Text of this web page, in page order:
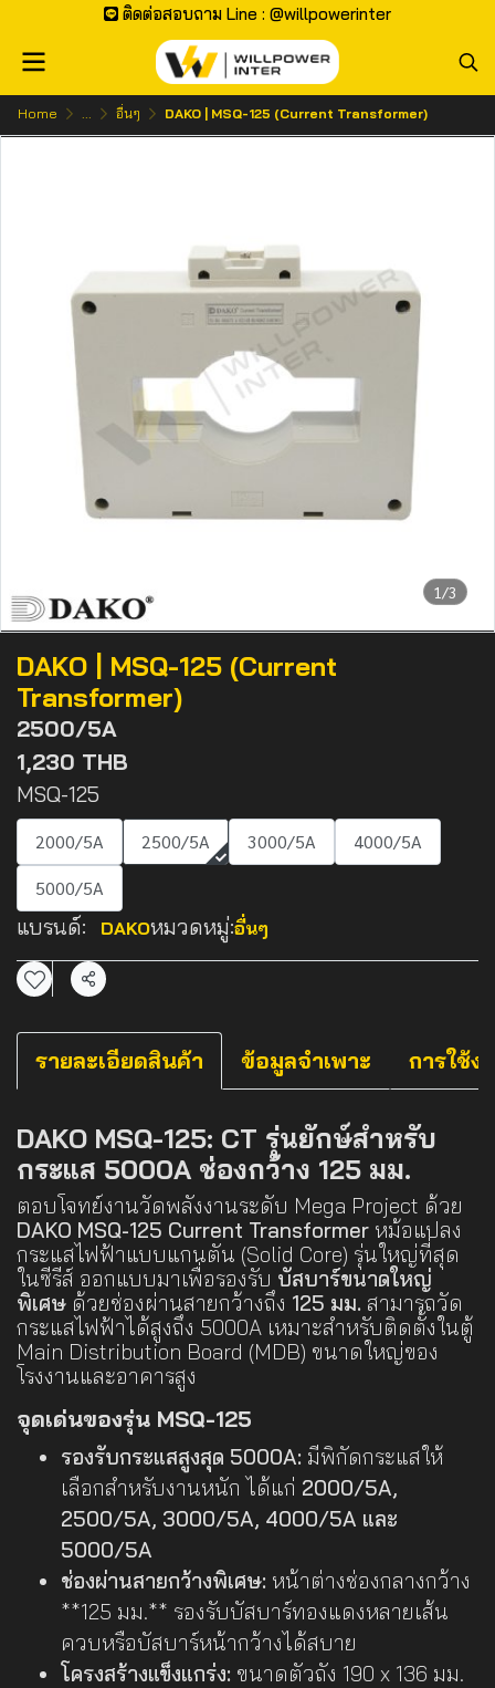
ติดต่อสอบถาม Line : @willpowerinter
Home ... อื่นๆ DAKO | MSQ-125 (Current Transformer)
1/3
DAKO | MSQ-125 (Current
Transformer)
2500/5A
1,230 THB
MSQ-125
2000/5A 2500/5A 3000/5A
4000/5A
5000/5A
แบรนด์: DAKOหมวดหมู่:อื่นๆ
แชร์
รายละเอียดสินค้า ข้อมูลจำเพาะ การใช้ง
DAKO MSQ-125: CT รุ่นยักษ์สำหรับ
กระแส 5000A ช่องกว้าง 125 มม.
ตอบโจทย์งานวัดพลังงานระดับ Mega Project ด้วย
DAKO MSQ-125 Current Transformer หม้อแปลง
กระแสไฟฟ้าแบบแกนตัน (Solid Core) รุ่นใหญ่ที่สุด
ในซีรีส์ ออกแบบมาเพื่อรองรับ บัสบาร์ขนาดใหญ่
พิเศษ ด้วยช่องผ่านสายกว้างถึง 125 มม. สามารถวัด
กระแสไฟฟ้าได้สูงถึง 5000A เหมาะสำหรับติดตั้งในตู้
Main Distribution Board (MDB) ขนาดใหญ่ของ
โรงงานและอาคารสูง
จุดเด่นของรุ่น MSQ-125
รองรับกระแสสูงสุด 5000A: มีพิกัดกระแสให้
เลือกสำหรับงานหนัก ได้แก่ 2000/5A,
2500/5A, 3000/5A, 4000/5A และ
5000/5A
ช่องผ่านสายกว้างพิเศษ: หน้าต่างช่องกลางกว้าง
**125 มม.** รองรับบัสบาร์ทองแดงหลายเส้น
ควบหรือบัสบาร์หน้ากว้างได้สบาย
โครงสร้างแข็งแกร่ง: ขนาดตัวถัง 190 x 136 มม.